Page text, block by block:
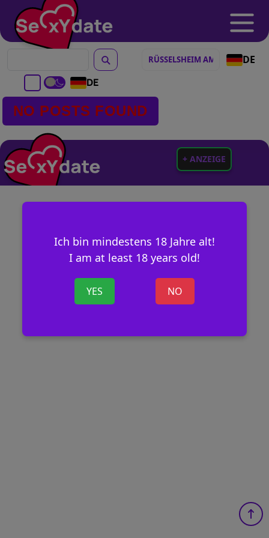
DE
DE
Ich bin mindestens 18 Jahre alt!
I am at least 18 years old!
YES NO
NO POSTS FOUND
+ ANZEIGE